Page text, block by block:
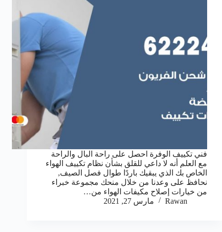
فني تكييف الوفرة احصل على راحة البال والراحة
مع العلم أنه لا داعي للقلق بشأن نظام تكييف الهواء
الخاص بك الذي يبقيك باردًا طوال فصل الصيف,
نحافظ على وعدنا من خلال منحك مجموعة خبراء
من خيارات إصلاح مكيفات الهواء من…
Rawan
مارس 27, 2021